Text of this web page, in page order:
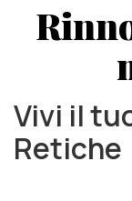
Vivi il
Retiche